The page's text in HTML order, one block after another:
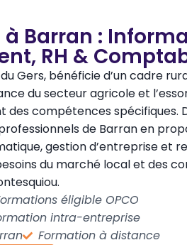
Barran :
RH &
Gers, bénéficie d’un cadre
du secteur agricole et
compétences spécifiques.
de Barran en
gestion d’entreprise et
du marché local et des
éligible OPCO
intra-entreprise
Formation à distance